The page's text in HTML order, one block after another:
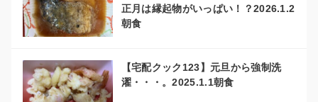
正月は縁起物がいっぱい！？2026.1.2
朝食
【宅配クック123】元旦から強制洗
濯・・・。2025.1.1朝食